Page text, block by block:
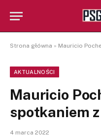
Strona główna » Mauricio
AKTUALNOŚCI
Mauricio
spotkaniem
4 marca 2022